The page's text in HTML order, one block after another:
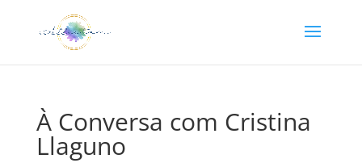
À Conversa com Cristina
Llaguno